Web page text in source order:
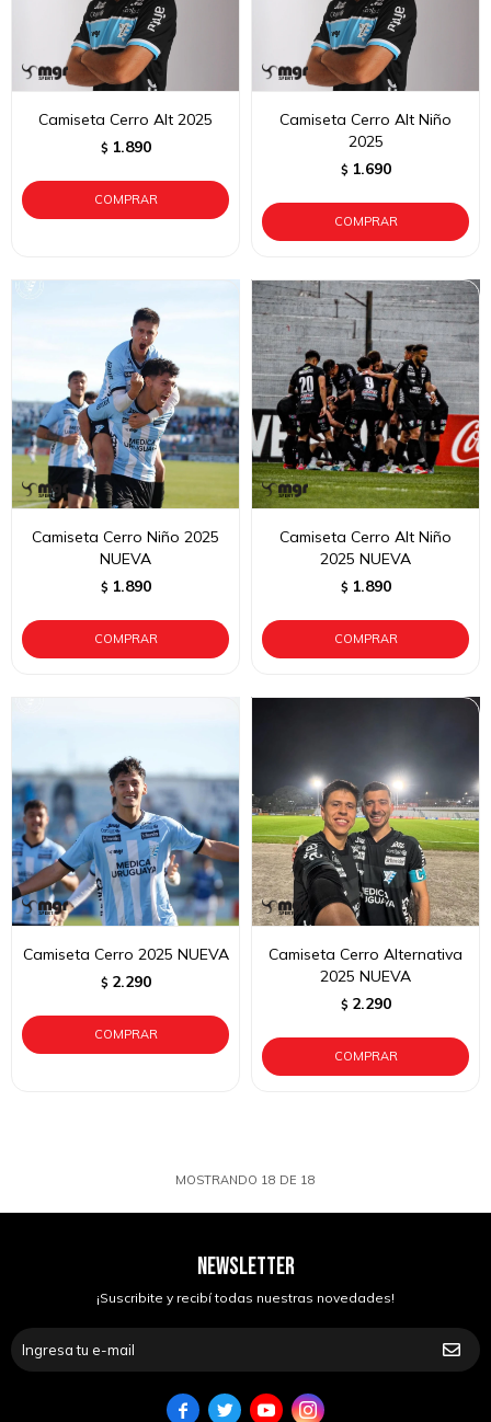
Camiseta Cerro Alt 2025
$ 1.890
Camiseta Cerro Alt Niño
2025
$ 1.690
Camiseta Cerro Niño 2025
NUEVA
$ 1.890
Camiseta Cerro Alt Niño
2025 NUEVA
$ 1.890
Camiseta Cerro 2025 NUEVA
$ 2.290
Camiseta Cerro Alternativa
2025 NUEVA
$ 2.290
MOSTRANDO 18 DE 18
NEWSLETTER
¡Suscribite y recibí todas nuestras novedades!
   